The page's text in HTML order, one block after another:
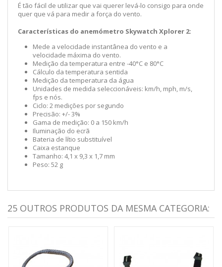
É tão fácil de utilizar que vai querer levá-lo consigo para onde
quer que vá para medir a força do vento.
Características do anemómetro Skywatch Xplorer 2:
Mede a velocidade instantânea do vento e a
velocidade máxima do vento.
Medição da temperatura entre -40°C e 80°C
Cálculo da temperatura sentida
Medição da temperatura da água
Unidades de medida seleccionáveis: km/h, mph, m/s,
fps e nós.
Ciclo: 2 medições por segundo
Precisão: +/- 3%
Gama de medição: 0 a 150 km/h
Iluminação do ecrã
Bateria de lítio substituível
Caixa estanque
Tamanho: 4,1 x 9,3 x 1,7 mm
Peso: 52 g
25 OUTROS PRODUTOS DA MESMA CATEGORIA: